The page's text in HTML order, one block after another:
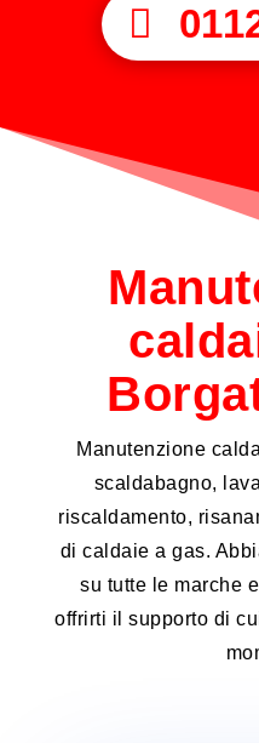
Manutenzione
scaldabagno,
riscaldamento,
di caldaie a gas.
su tutte le marche
offrirti il supporto di